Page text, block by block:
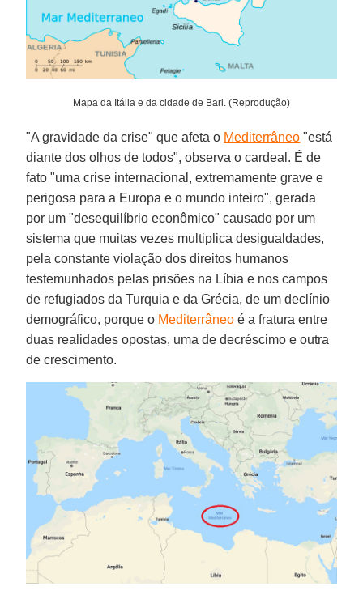
Mapa da Itália e da cidade de Bari. (Reprodução)
"A gravidade da crise" que afeta o Mediterrâneo "está
diante dos olhos de todos", observa o cardeal. É de
fato "uma crise internacional, extremamente grave e
perigosa para a Europa e o mundo inteiro", gerada
por um "desequilíbrio econômico" causado por um
sistema que muitas vezes multiplica desigualdades,
pela constante violação dos direitos humanos
testemunhados pelas prisões na Líbia e nos campos
de refugiados da Turquia e da Grécia, de um declínio
demográfico, porque o Mediterrâneo é a fratura entre
duas realidades opostas, uma de decréscimo e outra
de crescimento.